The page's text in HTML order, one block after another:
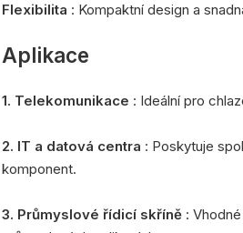
Flexibilita : Kompaktní design a
Aplikace
1. Telekomunikace : Ideální pro
2. IT a datová centra : Poskytuje
komponent.
3. Průmyslové řídicí skříně :